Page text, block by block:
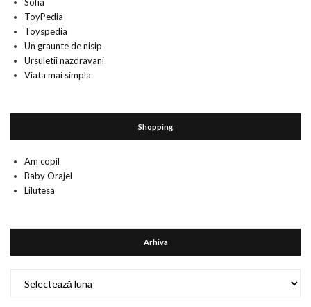
ToyPedia
Toyspedia
Un graunte de nisip
Ursuletii nazdravani
Viata mai simpla
Shopping
Am copil
Baby Orajel
Lilutesa
Arhiva